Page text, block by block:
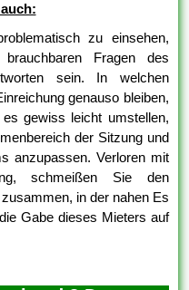
zu einsehen,
Fragen des
sein. In welchen
genauso bleiben,
gewiss leicht umstellen,
der Sitzung und
anzupassen. Verloren mit
schmeißen Sie den
in der nahen Es
Gabe dieses Mieters auf